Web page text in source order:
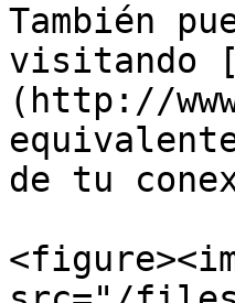
También
visitando
(http://
de tu